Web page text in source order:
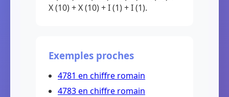
X (10) + X (10) + I (1) + I (1).
Exemples proches
4781 en chiffre romain
4783 en chiffre romain